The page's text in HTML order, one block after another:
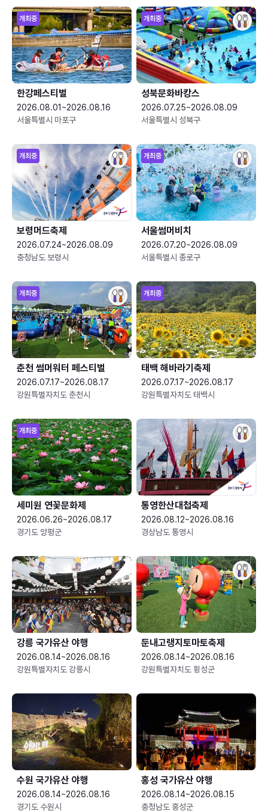
개최중
한강페스티벌
2026.08.01~2026.08.16
서울특별시 마포구
개최중
성북문화바캉스
2026.07.25~2026.08.09
서울특별시 성북구
개최중
보령머드축제
2026.07.24~2026.08.09
충청남도 보령시
개최중
서울썸머비치
2026.07.20~2026.08.09
서울특별시 종로구
개최중
춘천 썸머워터 페스티벌
2026.07.17~2026.08.17
강원특별자치도 춘천시
개최중
태백 해바라기축제
2026.07.17~2026.08.17
강원특별자치도 태백시
개최중
세미원 연꽃문화제
2026.06.26~2026.08.17
경기도 양평군
통영한산대첩축제
2026.08.12~2026.08.16
경상남도 통영시
강릉 국가유산 야행
2026.08.14~2026.08.16
강원특별자치도 강릉시
둔내고랭지토마토축제
2026.08.14~2026.08.16
강원특별자치도 횡성군
수원 국가유산 야행
2026.08.14~2026.08.16
경기도 수원시
홍성 국가유산 야행
2026.08.14~2026.08.15
충청남도 홍성군